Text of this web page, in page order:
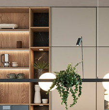
Keukens
Apparatuur
Kookwinkel
Vacatures